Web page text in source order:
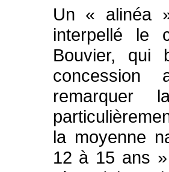
Un « alinéa
interpellé le
Bouvier, qui
concession
remarquer
la moyenne
12 à 15 ans